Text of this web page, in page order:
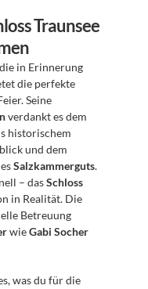
Traunsee
in Erinnerung
die perfekte
Seine
verdankt es dem
historischem
und dem
Salzkammerguts.
– das Schloss
in Realität. Die
Betreuung
wie Gabi Socher
was du für die